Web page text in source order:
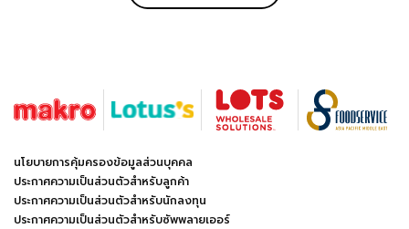
นโยบายการคุ้มครองข้อมูลส่วนบุคคล
ประกาศความเป็นส่วนตัวสำหรับลูกค้า
ประกาศความเป็นส่วนตัวสำหรับนักลงทุน
ประกาศความเป็นส่วนตัวสำหรับซัพพลายเออร์